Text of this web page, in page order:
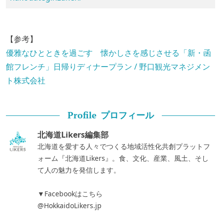
【参考】
優雅なひとときを過ごす 懐かしさを感じさせる「新・函
館フレンチ」日帰りディナープラン / 野口観光マネジメン
ト株式会社
Profile プロフィール
北海道Likers編集部
北海道を愛する人々でつくる地域活性化共創プラットフ
ォーム『北海道Likers』。食、文化、産業、風土、そし
て人の魅力を発信します。
▼Facebookはこちら
@HokkaidoLikers.jp